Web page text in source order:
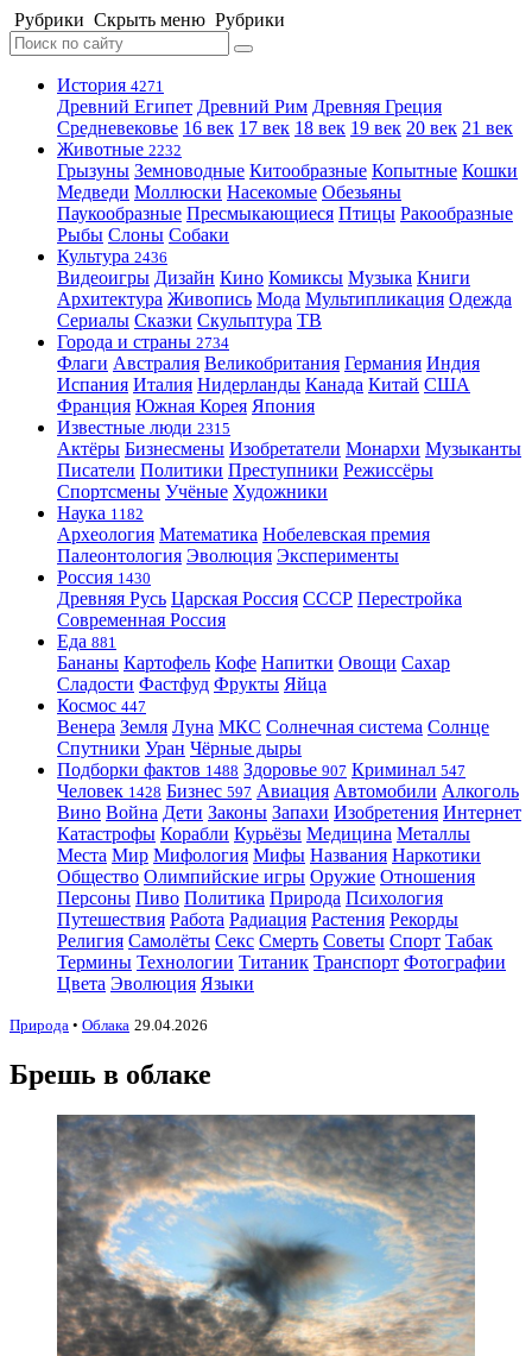
Рубрики Скрыть меню Рубрики
История 4271
Древний Египет Древний Рим Древняя Греция
Средневековье 16 век 17 век 18 век 19 век 20 век 21 век
Животные 2232
Грызуны Земноводные Китообразные Копытные Кошки
Медведи Моллюски Насекомые Обезьяны
Паукообразные Пресмыкающиеся Птицы Ракообразные
Рыбы Слоны Собаки
Культура 2436
Видеоигры Дизайн Кино Комиксы Музыка Книги
Архитектура Живопись Мода Мультипликация Одежда
Сериалы Сказки Скульптура ТВ
Города и страны 2734
Флаги Австралия Великобритания Германия Индия
Испания Италия Нидерланды Канада Китай США
Франция Южная Корея Япония
Известные люди 2315
Актёры Бизнесмены Изобретатели Монархи Музыканты
Писатели Политики Преступники Режиссёры
Спортсмены Учёные Художники
Наука 1182
Археология Математика Нобелевская премия
Палеонтология Эволюция Эксперименты
Россия 1430
Древняя Русь Царская Россия СССР Перестройка
Современная Россия
Еда 881
Бананы Картофель Кофе Напитки Овощи Сахар
Сладости Фастфуд Фрукты Яйца
Космос 447
Венера Земля Луна МКС Солнечная система Солнце
Спутники Уран Чёрные дыры
Подборки фактов 1488 Здоровье 907 Криминал 547
Человек 1428 Бизнес 597 Авиация Автомобили Алкоголь
Вино Война Дети Законы Запахи Изобретения Интернет
Катастрофы Корабли Курьёзы Медицина Металлы
Места Мир Мифология Мифы Названия Наркотики
Общество Олимпийские игры Оружие Отношения
Персоны Пиво Политика Природа Психология
Путешествия Работа Радиация Растения Рекорды
Религия Самолёты Секс Смерть Советы Спорт Табак
Термины Технологии Титаник Транспорт Фотографии
Цвета Эволюция Языки
Природа • Облака 29.04.2026
Брешь в облаке